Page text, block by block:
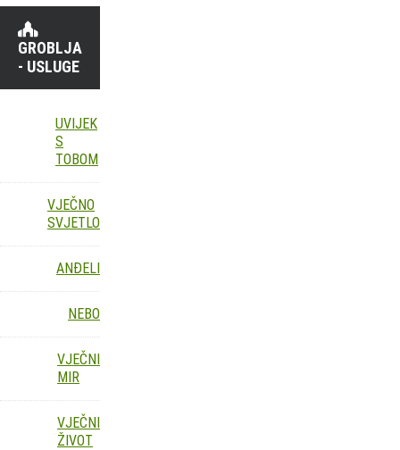
GROBLJA
- USLUGE
UVIJEK
S
TOBOM
VJEČNO
SVJETLO
ANĐELI
NEBO
VJEČNI
MIR
VJEČNI
ŽIVOT